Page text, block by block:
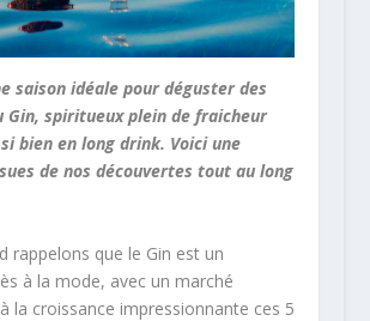
saison idéale pour déguster des
Gin, spiritueux plein de fraicheur
bien en long drink. Voici une
de nos découvertes tout au long
rappelons que le Gin est un
à la mode, avec un marché
la croissance impressionnante ces 5